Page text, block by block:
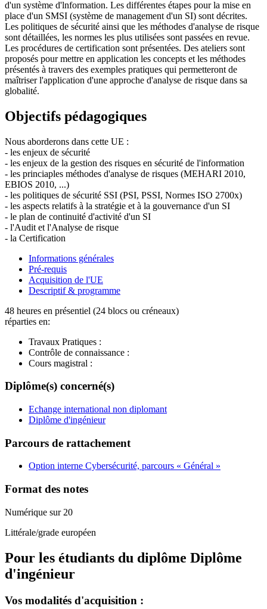
d'un système d'lnformation. Les différentes étapes pour la mise en
place d'un SMSI (système de management d'un SI) sont décrites.
Les politiques de sécurité ainsi que les méthodes d'analyse de risque
sont détaillées, les normes les plus utilisées sont passées en revue.
Les procédures de certification sont présentées. Des ateliers sont
proposés pour mettre en application les concepts et les méthodes
présentés à travers des exemples pratiques qui permetteront de
maîtriser l'application d'une approche d'analyse de risque dans sa
globalité.
Objectifs pédagogiques
Nous aborderons dans cette UE :
- les enjeux de sécurité
- les enjeux de la gestion des risques en sécurité de l'information
- les princiaples méthodes d'analyse de risques (MEHARI 2010,
EBIOS 2010, ...)
- les politiques de sécurité SSI (PSI, PSSI, Normes ISO 2700x)
- les aspects relatifs à la stratégie et à la gouvernance d'un SI
- le plan de continuité d'activité d'un SI
- l'Audit et l'Analyse de risque
- la Certification
Informations générales
Pré-requis
Acquisition de l'UE
Descriptif & programme
48 heures en présentiel (24 blocs ou créneaux)
réparties en:
Travaux Pratiques :
Contrôle de connaissance :
Cours magistral :
Diplôme(s) concerné(s)
Echange international non diplomant
Diplôme d'ingénieur
Parcours de rattachement
Option interne Cybersécurité, parcours « Général »
Format des notes
Numérique sur 20
Littérale/grade européen
Pour les étudiants du diplôme Diplôme
d'ingénieur
Vos modalités d'acquisition :